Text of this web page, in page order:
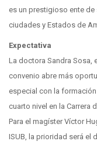
es un prestigioso ente
ciudades y Estados de
Expectativa
La doctora Sandra Sosa,
convenio abre más
especial con la
cuarto nivel en la Carrera
Para el magíster Víctor
ISUB, la prioridad será el